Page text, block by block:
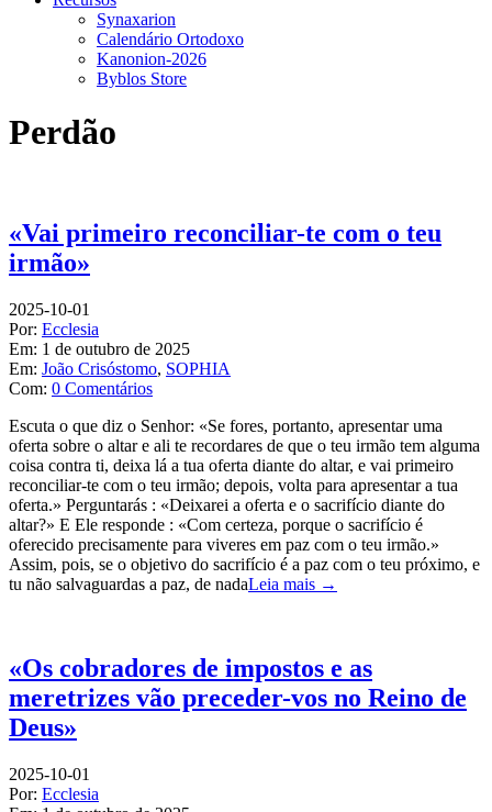
Synaxarion
Calendário Ortodoxo
Kanonion-2026
Byblos Store
Perdão
«Vai primeiro reconciliar-te com o teu
irmão»
2025-10-01
Por: Ecclesia
Em: 1 de outubro de 2025
Em: João Crisóstomo, SOPHIA
Com: 0 Comentários
Escuta o que diz o Senhor: «Se fores, portanto, apresentar uma
oferta sobre o altar e ali te recordares de que o teu irmão tem alguma
coisa contra ti, deixa lá a tua oferta diante do altar, e vai primeiro
reconciliar-te com o teu irmão; depois, volta para apresentar a tua
oferta.» Perguntarás : «Deixarei a oferta e o sacrifício diante do
altar?» E Ele responde : «Com certeza, porque o sacrifício é
oferecido precisamente para viveres em paz com o teu irmão.»
Assim, pois, se o objetivo do sacrifício é a paz com o teu próximo, e
tu não salvaguardas a paz, de nadaLeia mais →
«Os cobradores de impostos e as
meretrizes vão preceder-vos no Reino de
Deus»
2025-10-01
Por: Ecclesia